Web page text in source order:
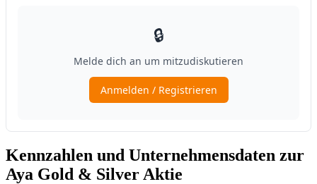
Kennzahlen und Unternehmensdaten zur
Aya Gold & Silver Aktie